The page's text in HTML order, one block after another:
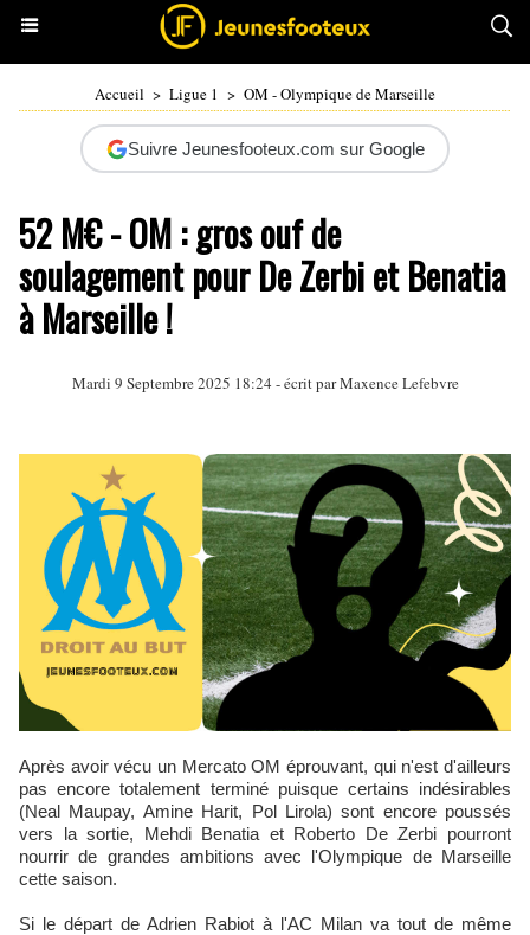
Accueil > Ligue 1 > OM - Olympique de Marseille
Suivre Jeunesfooteux.com sur Google
52 M€ - OM : gros ouf de
soulagement pour De Zerbi et Benatia
à Marseille !
Mardi 9 Septembre 2025 18:24 - écrit par Maxence Lefebvre
Après avoir vécu un Mercato OM éprouvant, qui n'est d'ailleurs
pas encore totalement terminé puisque certains indésirables
(Neal Maupay, Amine Harit, Pol Lirola) sont encore poussés
vers la sortie, Mehdi Benatia et Roberto De Zerbi pourront
nourrir de grandes ambitions avec l'Olympique de Marseille
cette saison.
Si le départ de Adrien Rabiot à l'AC Milan va tout de même